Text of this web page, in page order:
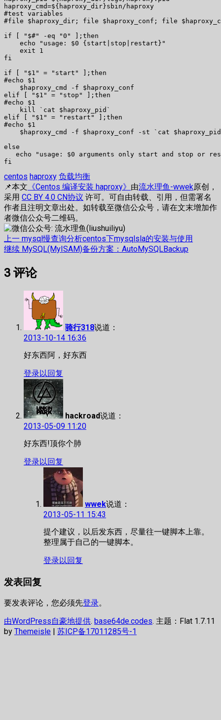
haproxy_cmd=${haproxy_dir}sbin/haproxy
#test variables
#file $haproxy_dir; file $haproxy_conf; file
if [ "$#" -eq "0" ];then
    echo "usage: $0 {start|stop|restart}"
    exit 1
fi
if [ "$1" = "start" ];then
#echo $1
    $haproxy_cmd -f $haproxy_conf
elif [ "$1" = "stop" ];then
#echo $1
    kill `cat $haproxy_pid`
elif [ "$1" = "restart" ];then
#echo $1
$haproxy_cmd -f $haproxy_conf -st `cat
else
echo "usage: $0 arguments only start and stop or
fi
centos haproxy 负载均衡
📌本文 《Centos 编译安装 haproxy》 由流水理鱼-wwek原创，
采用 CC BY 4.0 CN协议 许可。可自由转载、引用，但需署名
作者且注明文章出处。如转载至微信公众号，请在文末增加作
者微信公众号二维码。
文
章
导
上一 上
篇
章：
mysql慢查询分析centos下mysqlsla的安装与使用
继续 下
文
章：
MySQL(MyISAM)备份方案：AutoMySQLBackup
3评论
骑行318说道：
2013-10-14 16:36
好东西阿，好东西
登录以回复
hackroad说道：
2013-05-09 11:20
好东西!顶你个肺
登录以回复
wwek说道：
2013-05-11 15:43
提个建议，以后发东西，尽量往一键脚本上靠。
整理属于自己的一键脚本。
登录以回复
发表回复
要发表评论，您必须先登录。
由WordPress自豪地提供. base64de.codes. 主题：Flat 1.7.11
by Themeisle | 苏ICP备17011285号-1